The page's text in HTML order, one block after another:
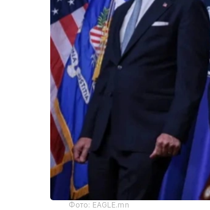
Фото: EAGLE.mn